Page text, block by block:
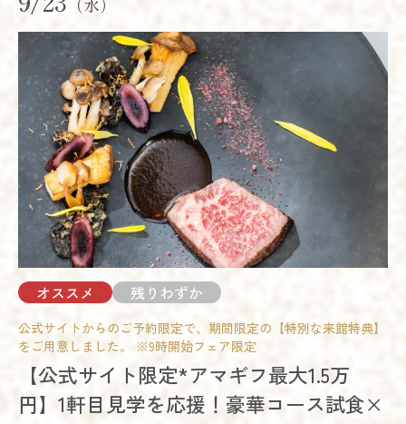
詳細を見る
予約する
09:00 - 12:00
10:00 - 13:00
14:00 - 17:00
15:00 - 18:00
18:00 - 21:00
残席 ◯あり△残りわずか×満席
詳細を見る
予約する
試食会 会場コーディネート展示 相談会
開催時間
09:00 - 12:00
10:00 - 13:00
14:00 - 17:00
15:00 - 18:00
18:00 - 21:00
残席◯あり△残りわずか×満席
詳細を見る
予約する
オススメ
試食会 会場コーディネート展示 相談会
開催時間
09:00 - 12:00
10:00 - 13:00
14:00 - 17:00
オススメ 残りわずか
公式サイトからのご予約限定で、期間限定の【特別な来館特典】
をご用意しました。 ※9時開始フェア限定
【公式サイト限定*アマギフ最大1.5万
円】1軒目見学を応援！豪華コース試食×